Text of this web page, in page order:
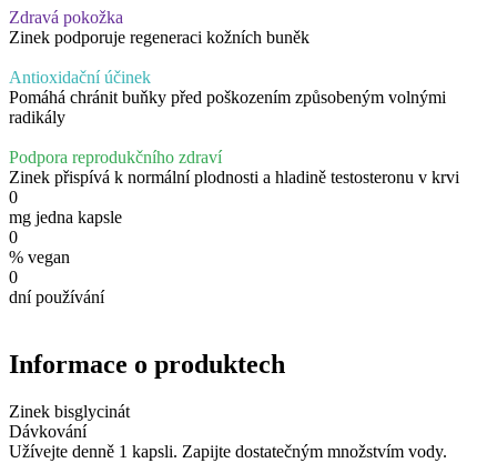
Zdravá pokožka
Zinek podporuje regeneraci kožních buněk
Antioxidační účinek
Pomáhá chránit buňky před poškozením způsobeným volnými
radikály
Podpora reprodukčního zdraví
Zinek přispívá k normální plodnosti a hladině testosteronu v krvi
0
mg jedna kapsle
0
% vegan
0
dní používání
Informace o produktech
Zinek bisglycinát
Dávkování
Užívejte denně 1 kapsli. Zapijte dostatečným množstvím vody.